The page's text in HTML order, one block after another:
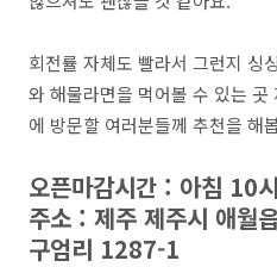
회전률 자체도 빨라서 그런지 싱
와 해물라면을 먹어볼 수 있는
에 방문할 여러분들께 추천을 해
오픈마감시간 : 아침 10
주소 : 제주 제주시 애월
구엄리 1287-1